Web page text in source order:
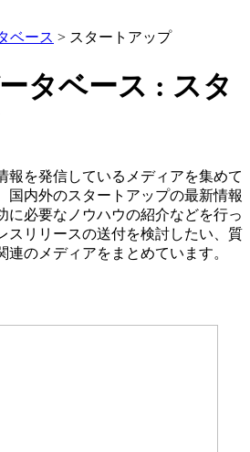
ベース > スタートアップ
タベース : スタ
報を発信しているメディアを集めて
国内外のスタートアップの最新情報
に必要なノウハウの紹介などを行っ
スリリースの送付を検討したい、質
のメディアをまとめています。